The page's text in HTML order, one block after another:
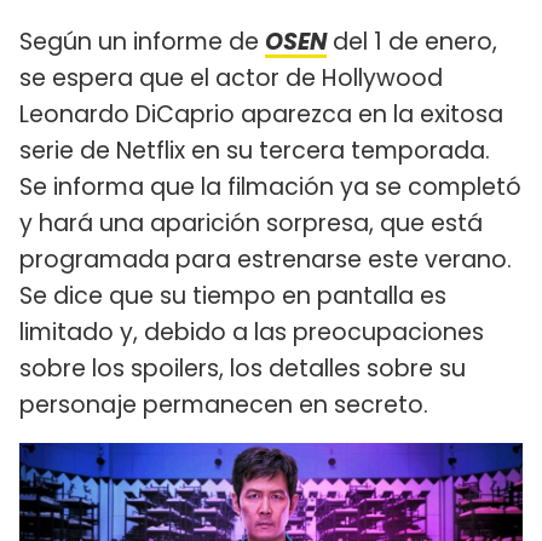
Según un informe de OSENdel 1 de enero,
se espera que el actor de Hollywood
Leonardo DiCaprio aparezca en la exitosa
serie de Netflix en su tercera temporada.
Se informa que la filmación ya se completó
y hará una aparición sorpresa, que está
programada para estrenarse este verano.
Se dice que su tiempo en pantalla es
limitado y, debido a las preocupaciones
sobre los spoilers, los detalles sobre su
personaje permanecen en secreto.